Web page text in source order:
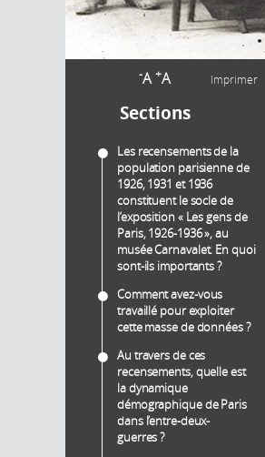
-A +A Imprimer
Sections
Les recensements de la
population parisienne de
1926, 1931 et 1936
constituent le socle de
l’exposition « Les gens de
Paris, 1926-1936 », au
musée Carnavalet. En quoi
sont-ils importants ?
Comment avez-vous
travaillé pour exploiter
cette masse de données ?
Au travers de ces
recensements, quelle est
la dynamique
démographique de Paris
dans l’entre-deux-
guerres ?